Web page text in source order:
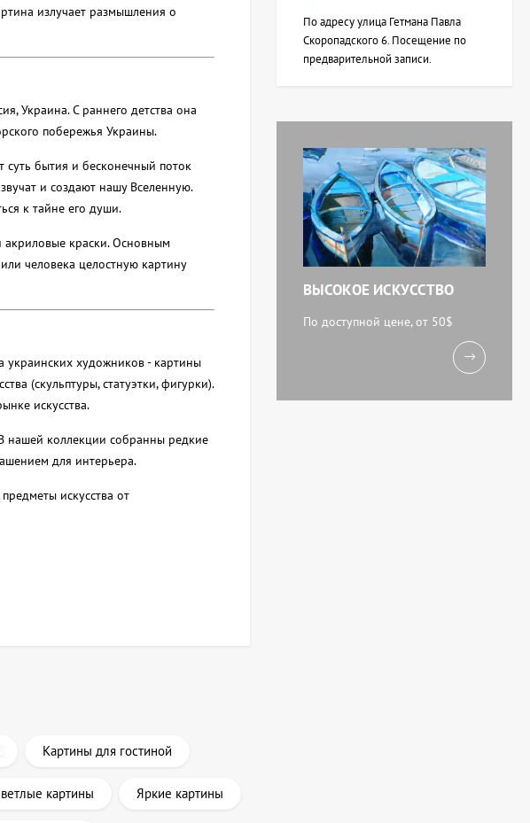
излучает размышления о
Украина. С раннего детства она
побережья Украины.
бытия и бесконечный поток
и создают нашу Вселенную.
к тайне его души.
акриловые краски. Основным
человека целостную картину
украинских художников - картины
(скульптуры, статуэтки, фигурки).
искусства.
нашей коллекции собранны редкие
для интерьера.
искусства от
Картины для гостиной
картины Яркие картины
По адресу улица Гетмана Павла
Скоропадского 6. Посещение по
предварительной записи.
ВЫСОКОЕ ИСКУССТВО
По доступной цене, от 50$